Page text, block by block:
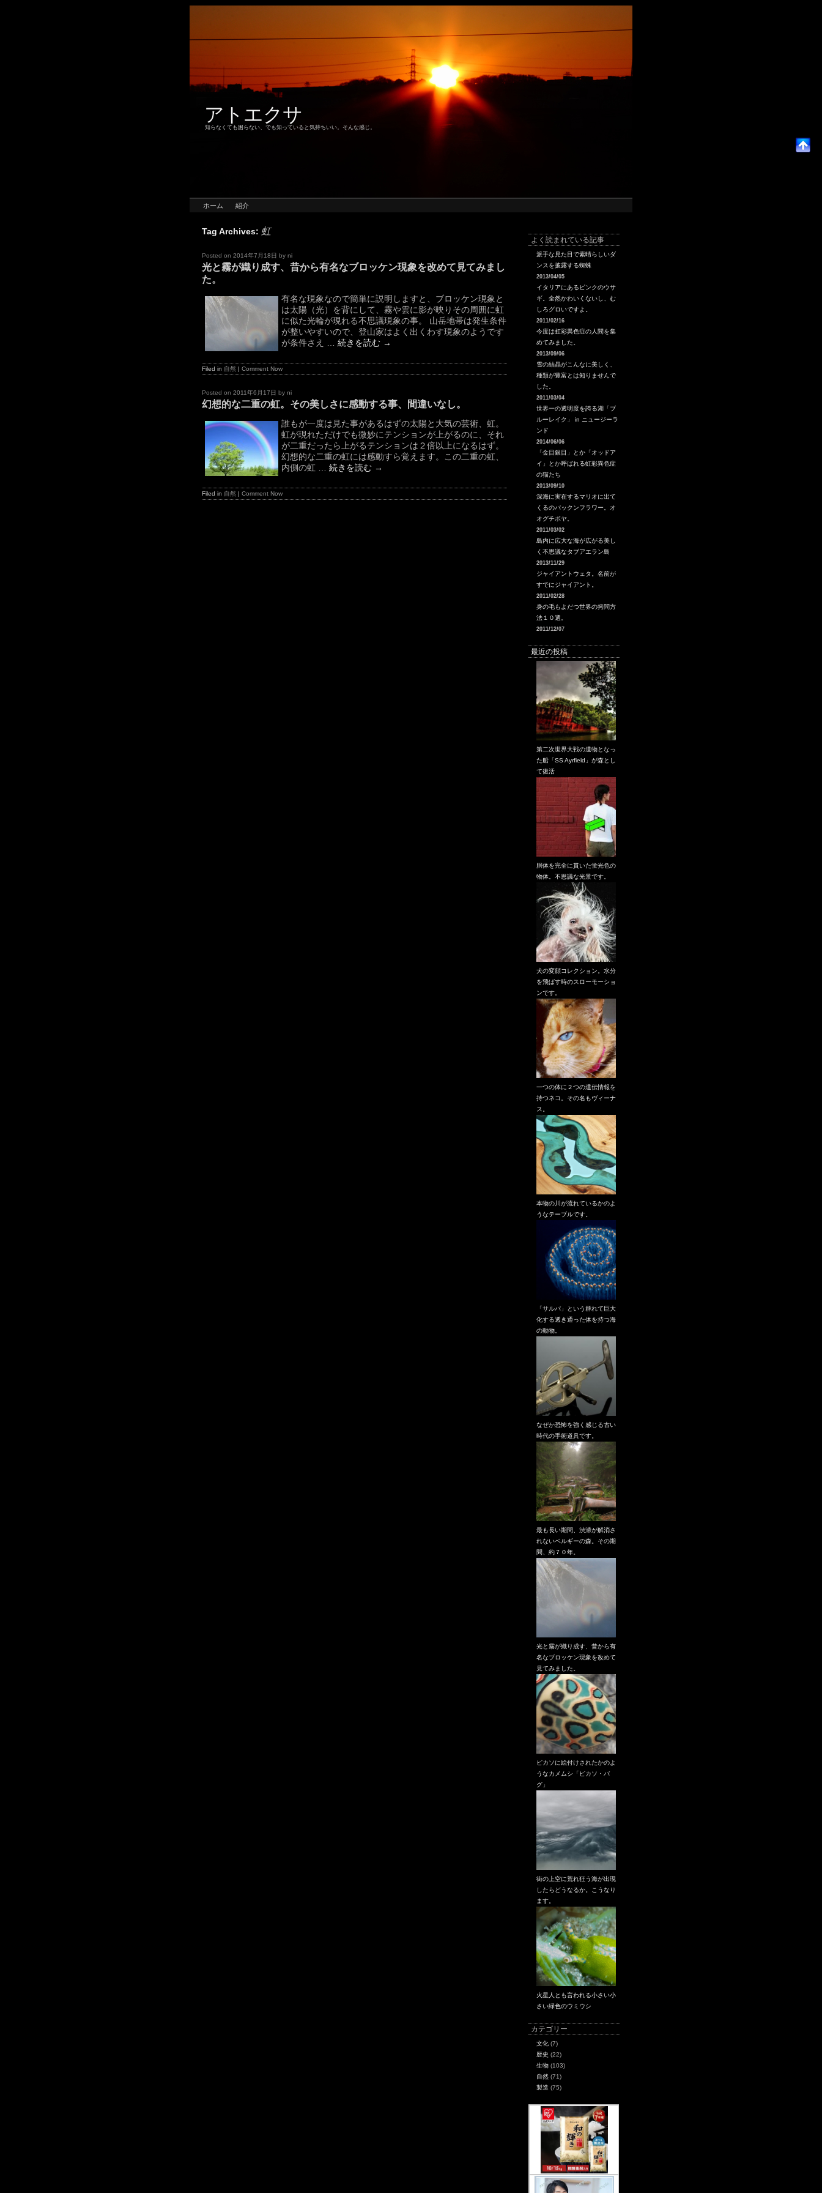
アトエクサ
知らなくても困らない、でも知っていると気持ちいい。そんな感じ。
ホーム 紹介
Tag Archives: 虹
Posted on 2014年7月18日 by ni
光と霧が織り成す、昔から有名なブロッケン現象を改めて見てみまし
た。
有名な現象なので簡単に説明しますと、ブロッケン現象と
は太陽（光）を背にして、霧や雲に影が映りその周囲に虹
に似た光輪が現れる不思議現象の事。 山岳地帯は発生条件
が整いやすいので、登山家はよく出くわす現象のようです
が条件さえ … 続きを読む →
Filed in 自然 | Comment Now
Posted on 2011年6月17日 by ni
幻想的な二重の虹。その美しさに感動する事、間違いなし。
誰もが一度は見た事があるはずの太陽と大気の芸術、虹。
虹が現れただけでも微妙にテンションが上がるのに、それ
が二重だったら上がるテンションは２倍以上になるはず。
幻想的な二重の虹には感動すら覚えます。この二重の虹、
内側の虹 … 続きを読む →
Filed in 自然 | Comment Now
よく読まれている記事
派手な見た目で素晴らしいダ
ンスを披露する蜘蛛
2013/04/05
イタリアにあるピンクのウサ
ギ。全然かわいくないし、む
しろグロいですよ。
2011/02/16
今度は虹彩異色症の人間を集
めてみました。
2013/09/06
雪の結晶がこんなに美しく、
種類が豊富とは知りませんで
した。
2011/03/04
世界一の透明度を誇る湖「ブ
ルーレイク」 in ニュージーラ
ンド
2014/06/06
「金目銀目」とか「オッドア
イ」とか呼ばれる虹彩異色症
の猫たち
2013/09/10
深海に実在するマリオに出て
くるのパックンフラワー。オ
オグチボヤ。
2011/03/02
島内に広大な海が広がる美し
く不思議なタブアエラン島
2013/11/29
ジャイアントウェタ。名前が
すでにジャイアント。
2011/02/28
身の毛もよだつ世界の拷問方
法１０選。
2011/12/07
最近の投稿
第二次世界大戦の遺物となっ
た船「SS Ayrfield」が森とし
て復活
胴体を完全に貫いた蛍光色の
物体。不思議な光景です。
犬の変顔コレクション。水分
を飛ばす時のスローモーショ
ンです。
一つの体に２つの遺伝情報を
持つネコ。その名もヴィーナ
ス。
本物の川が流れているかのよ
うなテーブルです。
「サルパ」という群れて巨大
化する透き通った体を持つ海
の動物。
なぜか恐怖を強く感じる古い
時代の手術道具です。
最も長い期間、渋滞が解消さ
れないベルギーの森。その期
間、約７０年。
光と霧が織り成す、昔から有
名なブロッケン現象を改めて
見てみました。
ピカソに絵付けされたかのよ
うなカメムシ「ピカソ・バ
グ」
街の上空に荒れ狂う海が出現
したらどうなるか。こうなり
ます。
火星人とも言われる小さい小
さい緑色のウミウシ
カテゴリー
文化 (7)
歴史 (22)
生物 (103)
自然 (71)
製造 (75)